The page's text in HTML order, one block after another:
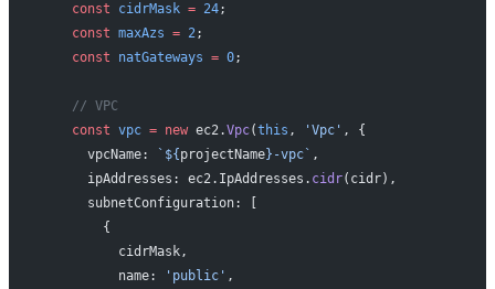
    const
cidrMask = 24;
    const
maxAzs = 2;
    const
natGateways = 0;
    // VPC
    const
vpc = new ec2.Vpc(this , 'Vpc' , {
      vpcName:
`${ projectName}-vpc` ,
      ipAddresses: ec2.IpAddresses.
cidr(cidr),
      subnetConfiguration: [
        {
          cidrMask,
          name:
'public' ,